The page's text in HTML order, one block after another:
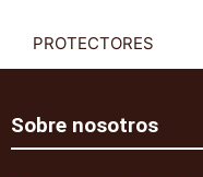
PROTECTORES
Sobre nosotros